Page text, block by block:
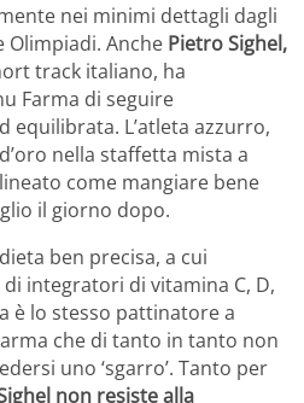
nei minimi dettagli dagli
Olimpiadi. Anche Pietro Sighel,
track italiano, ha
Farma di seguire
equilibrata. L’atleta azzurro,
nella staffetta mista a
come mangiare bene
il giorno dopo.
ben precisa, a cui
integratori di vitamina C, D,
è lo stesso pattinatore a
che di tanto in tanto non
uno ‘sgarro’. Tanto per
non resiste alla